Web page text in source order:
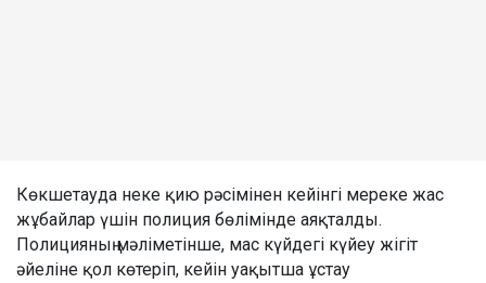
Көкшетауда неке қию рәсімінен кейінгі мереке жас
жұбайлар үшін полиция бөлімінде аяқталды.
Полицияның мәліметінше, мас күйдегі күйеу жігіт
әйеліне қол көтеріп, кейін уақытша ұстау